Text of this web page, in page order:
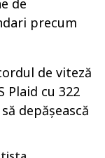
de
precum
de viteză
Plaid cu 322
depășească